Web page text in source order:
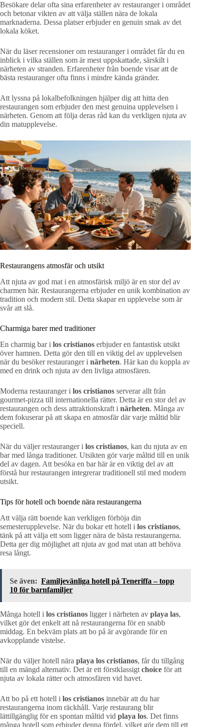
Besökare delar ofta sina erfarenheter av restauranger i området
och betonar vikten av att välja ställen nära de lokala
marknaderna. Dessa platser erbjuder en genuin smak av det
lokala köket.
När du läser recensioner om restauranger i området får du en
inblick i vilka ställen som är mest uppskattade, särskilt i
närheten av stranden. Erfarenheter från boende visar att de
bästa restauranger ofta finns i mindre kända gränder.
Att lyssna på lokalbefolkningen hjälper dig att hitta den
restaurangen som erbjuder den mest genuina upplevelsen i
närheten. Genom att följa deras råd kan du verkligen njuta av
din matupplevelse.
Restaurangens atmosfär och utsikt
Att njuta av god mat i en atmosfärisk miljö är en stor del av
charmen här. Restaurangerna erbjuder en unik kombination av
tradition och modern stil. Detta skapar en upplevelse som är
svår att slå.
Charmiga barer med traditioner
En charmig bar i los cristianos erbjuder en fantastisk utsikt
över hamnen. Detta gör den till en viktig del av upplevelsen
när du besöker restauranger i närheten. Här kan du koppla av
med en drink och njuta av den livliga atmosfären.
Moderna restauranger i los cristianos serverar allt från
gourmet-pizza till internationella rätter. Detta är en stor del av
restaurangen och dess attraktionskraft i närheten. Många av
dem fokuserar på att skapa en atmosfär där varje måltid blir
speciell.
När du väljer restauranger i los cristianos, kan du njuta av en
bar med långa traditioner. Utsikten gör varje måltid till en unik
del av dagen. Att besöka en bar här är en viktig del av att
förstå hur restaurangen integrerar traditionell stil med modern
utsikt.
Tips för hotell och boende nära restaurangerna
Att välja rätt boende kan verkligen förhöja din
semesterupplevelse. När du bokar ett hotell i los cristianos,
tänk på att välja ett som ligger nära de bästa restaurangerna.
Detta ger dig möjlighet att njuta av god mat utan att behöva
resa långt.
Se även: Familjevänliga hotell på Teneriffa – topp
10 för barnfamiljer
Många hotell i los cristianos ligger i närheten av playa las,
vilket gör det enkelt att nå restaurangerna för en snabb
middag. En bekväm plats att bo på är avgörande för en
avkopplande vistelse.
När du väljer hotell nära playa los cristianos, får du tillgång
till en mängd alternativ. Det är ett förstklassigt choice för att
njuta av lokala rätter och atmosfären vid havet.
Att bo på ett hotell i los cristianos innebär att du har
restaurangerna inom räckhåll. Varje restaurang blir
lättillgänglig för en spontan måltid vid playa los. Det finns
många hotell som erbjuder denna fördel, vilket gör dem till ett